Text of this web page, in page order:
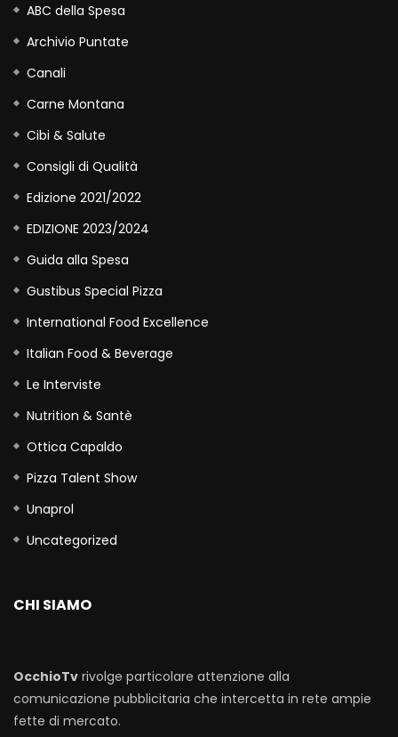
ABC della Spesa
Archivio Puntate
Canali
Carne Montana
Cibi & Salute
Consigli di Qualità
Edizione 2021/2022
EDIZIONE 2023/2024
Guida alla Spesa
Gustibus Special Pizza
International Food Excellence
Italian Food & Beverage
Le Interviste
Nutrition & Santè
Ottica Capaldo
Pizza Talent Show
Unaprol
Uncategorized
CHI SIAMO
OcchioTv rivolge particolare attenzione alla
comunicazione pubblicitaria che intercetta in rete ampie
fette di mercato.